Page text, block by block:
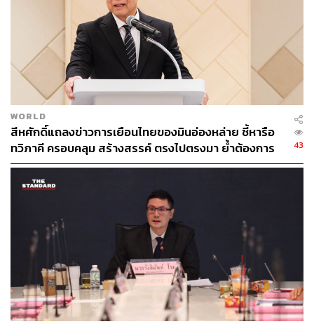
ข้อที่ว่าผู้รักษาการในตำแหน่งนายกรัฐมนตรีไม่เคยทูล
เกล้าทูลกระหม่อมถวายร่างพระราชกฤษฎีกายุบสภาผู้แทน
ราษฎรมาก่อน มิใช่เหตุผลที่จะตัดอำนาจดังกล่าว
ทั้งนี้ เป็นเพราะไม่เคยมีเหตุการณ์เช่นนี้เกิดขึ้นในอดีต จึงถือ
เป็นประเพณีการปกครองประเทศไทยในระบอบ
ประชาธิปไตยอันมีพระมหากษัตริย์ทรงเป็นประมุขไม่ได้
แท้จริงแล้วถ้าเกิดปัญหาขึ้นก็ต้องหาทางออกจนได้ ดังเช่น
กรณีสัญญา ธรรมศักดิ์ ได้ทูลเกล้าทูลกระหม่อมถวายความ
เห็นให้ทรงยุบสภานิติบัญญัติแห่งชาติ เมื่อปีพุทธศักราช 2516
(หลังเหตุการณ์ 14 ตุลาคม 2516) ทั้งที่ไม่เคยมีประเพณีให้ยุบ
สภาผู้แทนราษฎรที่มาจากการแต่งตั้ง และครั้งนั้นก็เคยสงสัย
กันว่านายกรัฐมนตรีมีอำนาจเช่นนั้นหรือไม่ แต่ก็มีการยุบ
สภาผู้แทนราษฎรในที่สุด
TAGS: นายกรัฐมนตรี ภูมิธรรม เวชยชัย ชูศักดิ์ ศิรินิล
WORLD
สีหศักดิ์แถลงข่าวการเยือนไทยของมินอ่องหล่าย ชี้หารือ
ทวิภาคี ครอบคลุม สร้างสรรค์ ตรงไปตรงมา ย้ำต้องการ
ให้เมียนมากลับสู่อาเซียน
43